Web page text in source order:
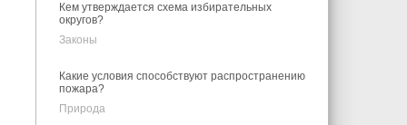
Кем утверждается схема избирательных
округов?
Законы
Какие условия способствуют распространению
пожара?
Природа